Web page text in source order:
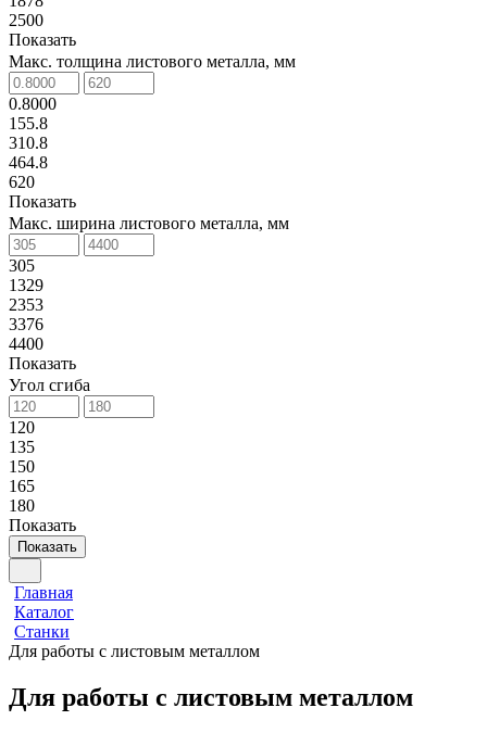
2500
Показать
Макс. толщина листового металла, мм
0.8000
155.8
310.8
464.8
620
Показать
Макс. ширина листового металла, мм
305
1329
2353
3376
4400
Показать
Угол сгиба
120
135
150
165
180
Показать
Показать
Главная
Каталог
Станки
Для работы с листовым металлом
Для работы с листовым металлом